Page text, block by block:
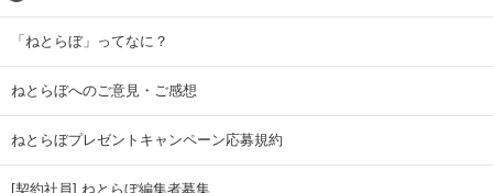
「ねとらぼ」ってなに？
ねとらぼへのご意見・ご感想
ねとらぼプレゼントキャンペーン応募規約
[契約社員] ねとらぼ編集者募集